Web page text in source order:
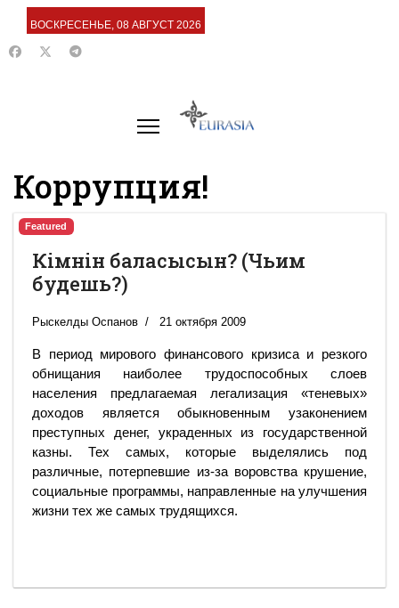
ВОСКРЕСЕНЬЕ, 08 АВГУСТ 2026
Коррупция!
Featured
Кімнін баласысын? (Чьим
будешь?)
Рыскелды Оспанов 21 октября 2009
В период мирового финансового кризиса и резкого
обнищания наиболее трудоспособных слоев
населения предлагаемая легализация «теневых»
доходов является обыкновенным узаконением
преступных денег, украденных из государственной
казны. Тех самых, которые выделялись под
различные, потерпевшие из-за воровства крушение,
социальные программы, направленные на улучшения
жизни тех же самых трудящихся.